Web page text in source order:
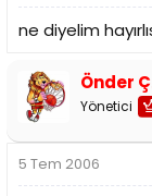
ne diyelim
Önder
Yönetici
5 Tem 2006